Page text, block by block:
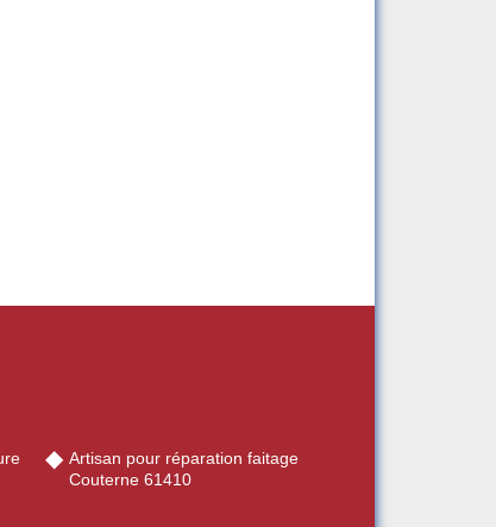
Artisan pour réparation faitage
Couterne 61410